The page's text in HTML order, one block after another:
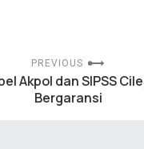
PREVIOUS
Akpol dan SIPSS
Bergaransi